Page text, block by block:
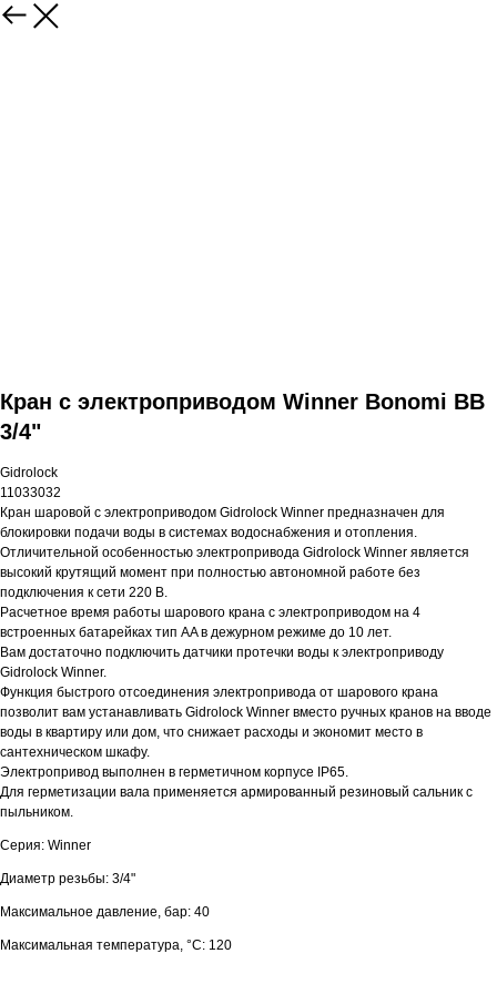
Кран с электроприводом Winner Bonomi ВВ
3/4"
Gidrolock
11033032
Кран шаровой с электроприводом Gidrolock Winner предназначен для
блокировки подачи воды в системах водоснабжения и отопления.
Отличительной особенностью электропривода Gidrolock Winner является
высокий крутящий момент при полностью автономной работе без
подключения к сети 220 В.
Расчетное время работы шарового крана с электроприводом на 4
встроенных батарейках тип AA в дежурном режиме до 10 лет.
Вам достаточно подключить датчики протечки воды к электроприводу
Gidrolock Winner.
Функция быстрого отсоединения электропривода от шарового крана
позволит вам устанавливать Gidrolock Winner вместо ручных кранов на вводе
воды в квартиру или дом, что снижает расходы и экономит место в
сантехническом шкафу.
Электропривод выполнен в герметичном корпусе IP65.
Для герметизации вала применяется армированный резиновый сальник с
пыльником.
Серия: Winner
Диаметр резьбы: 3/4"
Максимальное давление, бар: 40
Максимальная температура, °С: 120